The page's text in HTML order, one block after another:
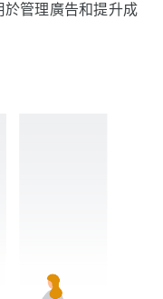
於管理廣告和提升成